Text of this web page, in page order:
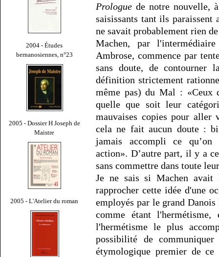
2004 - Études
bernanosiennes, n°23
2005 - Dossier H Joseph de
Maistre
2005 - L'Atelier du roman
Prologue de notre nouvelle,
saisissants tant ils paraissent
ne savait probablement rien
Machen, par
Ambrose, commence par
sans doute, de contourner
définition strictement
même pas) du Mal : «Ceux
quelle que soit leur
mauvaises copies pour
cela ne fait aucun doute :
jamais accompli ce qu’on
action». D’autre part, il y a
sans commettre dans toute
Je ne sais si Machen avait
rapprocher cette idée d'une
employés par le grand
comme étant
l'hermétisme le plus
possibilité de
étymologique premier de